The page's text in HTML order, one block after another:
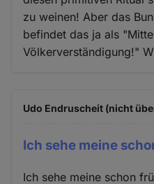
zu weinen! Aber das
befindet das ja als
Völkerverständigung!"
Udo Endruscheit (nicht
Ich sehe meine
Ich sehe meine schon